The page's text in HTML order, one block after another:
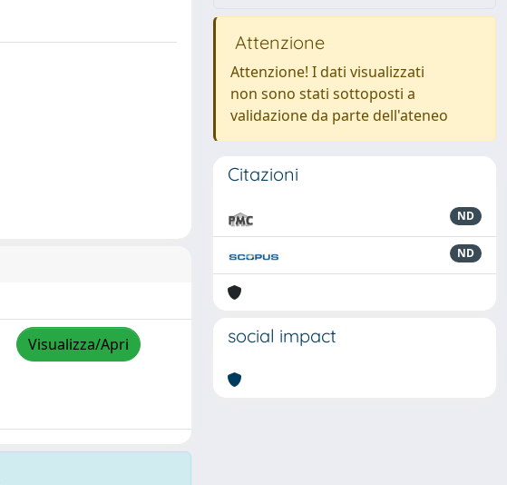
Visualizza/Apri
Attenzione
Attenzione! I dati visualizzati
non sono stati sottoposti a
validazione da parte dell'ateneo
Citazioni
ND
ND
social impact